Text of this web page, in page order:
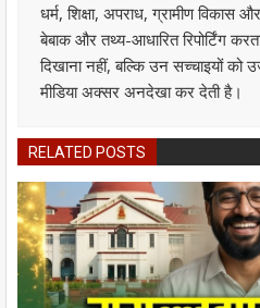
धर्म, शिक्षा, अपराध, ग्रामीण विकास
बेबाक और तथ्य-आधारित रिपोर्टिंग
दिखाना नहीं, बल्कि उन सच्चाइयों को
मीडिया अक्सर अनदेखा कर देती है।
RELATED POSTS